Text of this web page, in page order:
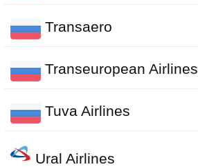
Transaero
Transeuropean Airlines
Tuva Airlines
Ural Airlines